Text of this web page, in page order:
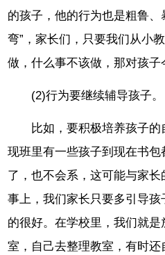
的孩子，他的行为也是粗鲁、
弯”，家长们，只要我们从小
做，什么事不该做，那对孩子
(2)行为要继续辅导孩子。
比如，要积极培养孩子
现班里有一些孩子到现在书
了，也不会系，这可能与家
事上，我们家长只要多引导
的很好。在学校里，我们就
室，自己去整理教室，有时